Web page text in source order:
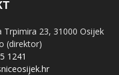
Trpimira 23, 31000 Osijek
(direktor)
1241